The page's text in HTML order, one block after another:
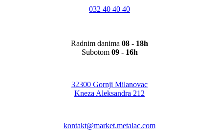
032 40 40 40
Radnim danima 08 - 18h
Subotom 09 - 16h
32300 Gornji Milanovac
Kneza Aleksandra 212
kontakt@market.metalac.com